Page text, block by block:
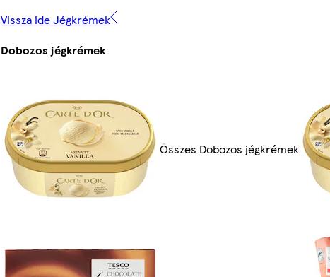
Vissza ide Jégkrémek
Dobozos jégkrémek
Összes Dobozos jégkrémek